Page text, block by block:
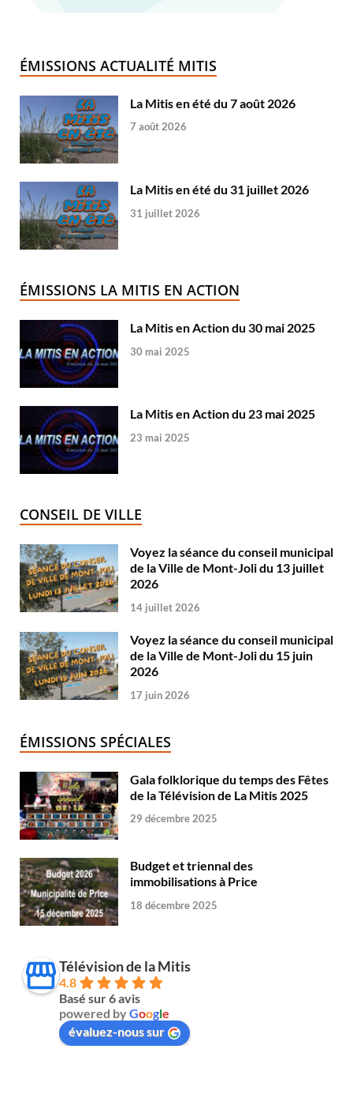
ÉMISSIONS ACTUALITÉ MITIS
La Mitis en été du 7 août 2026
7 août 2026
La Mitis en été du 31 juillet 2026
31 juillet 2026
ÉMISSIONS LA MITIS EN ACTION
La Mitis en Action du 30 mai 2025
30 mai 2025
La Mitis en Action du 23 mai 2025
23 mai 2025
CONSEIL DE VILLE
Voyez la séance du conseil municipal
de la Ville de Mont-Joli du 13 juillet
2026
14 juillet 2026
Voyez la séance du conseil municipal
de la Ville de Mont-Joli du 15 juin
2026
17 juin 2026
ÉMISSIONS SPÉCIALES
Gala folklorique du temps des Fêtes
de la Télévision de La Mitis 2025
29 décembre 2025
Budget et triennal des
immobilisations à Price
18 décembre 2025
Télévision de la Mitis
4.8
Basé sur 6 avis
powered byGoogle
évaluez-nous sur